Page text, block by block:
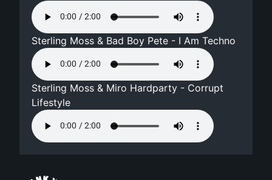
Sterling Moss & Bad Boy Pete - I Am Techno
Sterling Moss & Miro Hardparty - Corrupt
Lifestyle